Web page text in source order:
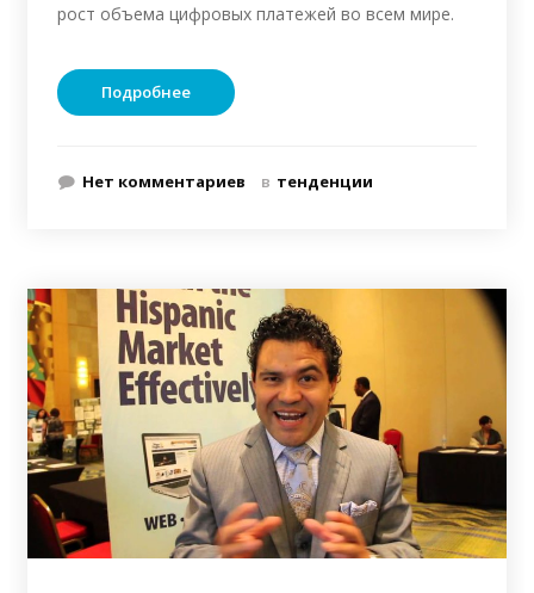
рост объема цифровых платежей во всем мире.
Подробнее
Нет комментариев в тенденции